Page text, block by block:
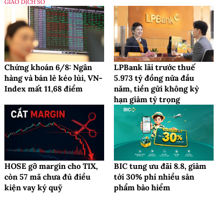
GIAO DỊCH SỐ
Chứng khoán 6/8: Ngân
hàng và bán lẻ kéo lùi, VN-
Index mất 11,68 điểm
LPBank lãi trước thuế
5.973 tỷ đồng nửa đầu
năm, tiền gửi không kỳ
hạn giảm tỷ trọng
HOSE gỡ margin cho TIX,
còn 57 mã chưa đủ điều
kiện vay ký quỹ
BIC tung ưu đãi 8.8, giảm
tới 30% phí nhiều sản
phẩm bảo hiểm